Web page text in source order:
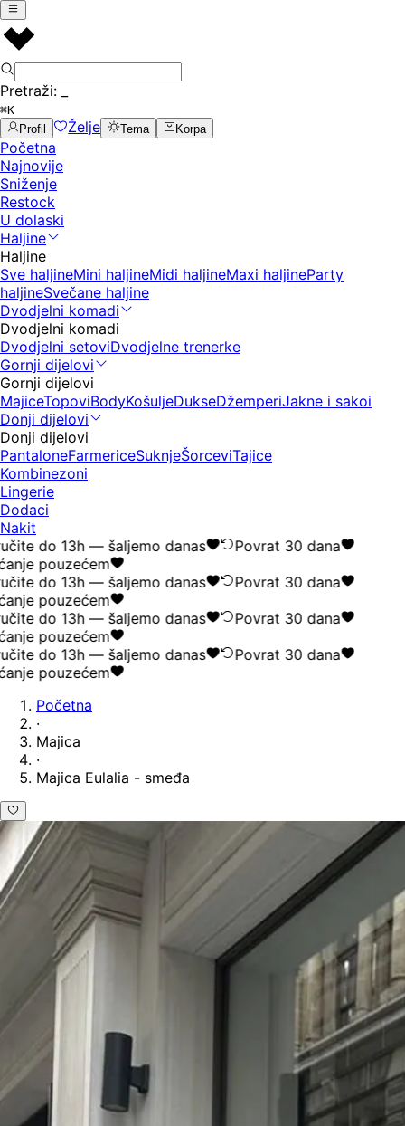
Pretraži:
⌘K
Profil
Želje Tema Korpa
Početna
Najnovije
Sniženje
Restock
U dolaski
Haljine
Haljine
Sve haljineMini haljineMidi haljineMaxi haljineParty
haljineSvečane haljine
Dvodjelni komadi
Dvodjelni komadi
Dvodjelni setoviDvodjelne trenerke
Gornji dijelovi
Gornji dijelovi
MajiceTopoviBodyKošuljeDukseDžemperiJakne i sakoi
Donji dijelovi
Donji dijelovi
PantaloneFarmericeSuknjeŠorceviTajice
Kombinezoni
Lingerie
Dodaci
Nakit
do 13h — šaljemo danas
Povrat 30 dana
pouzećem
do 13h — šaljemo danas
Povrat 30 dana
pouzećem
do 13h — šaljemo danas
Povrat 30 dana
pouzećem
do 13h — šaljemo danas
Povrat 30 dana
pouzećem
Početna
·
Majica
·
Majica Eulalia - smeđa